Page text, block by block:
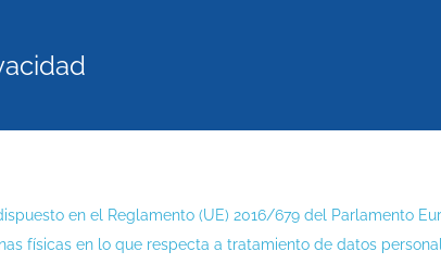
en el Reglamento (UE) 2016/679 del Parlamento
físicas en lo que respecta a tratamiento de datos